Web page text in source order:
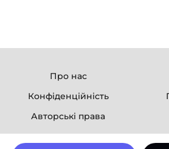
Про нас
Конфіденційність
Авторські права